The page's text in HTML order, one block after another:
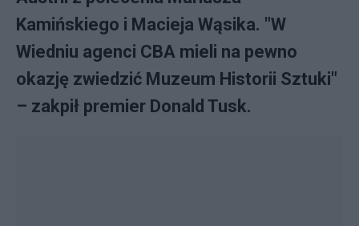
Kamińskiego i Macieja Wąsika. "W
Wiedniu agenci CBA mieli na pewno
okazję zwiedzić Muzeum Historii Sztuki"
– zakpił premier Donald Tusk.